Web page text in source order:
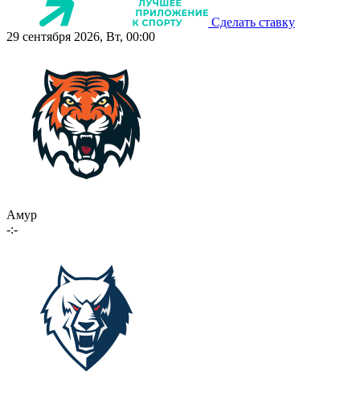
Сделать ставку
29 сентября 2026, Вт, 00:00
Амур
-:-